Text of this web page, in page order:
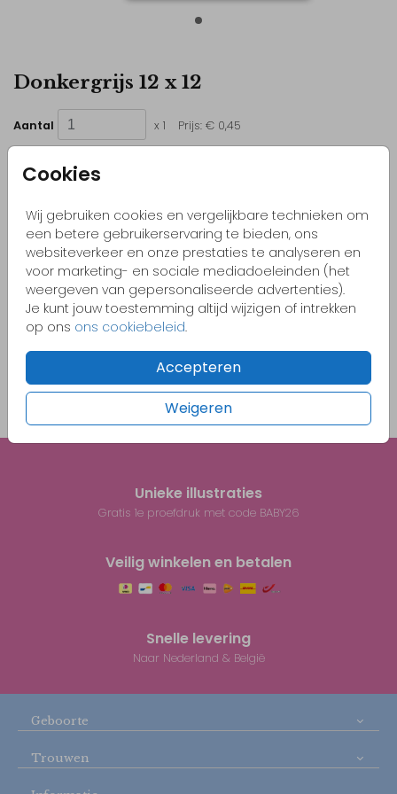
Cookies
Wij gebruiken cookies en vergelijkbare technieken om
een betere gebruikerservaring te bieden, ons
websiteverkeer en onze prestaties te analyseren en
voor marketing- en sociale mediadoeleinden (het
weergeven van gepersonaliseerde advertenties).
Je kunt jouw toestemming altijd wijzigen of intrekken
op ons ons cookiebeleid.
Accepteren
Weigeren
Donkergrijs 12 x 12
Aantal x 1 Prijs: € 0,45
Kleurrijke & vrolijke ontwerpen
Originele kaartjes
Pas zelf het kaartje aan naar jouw wensen
Bestel gemakkelijk een proefdruk vanaf €1,-
donkergrijs 12 x 12
Prijs:€ 0,45 per 1
Unieke illustraties
Gratis 1e proefdruk met code BABY26
Veilig winkelen en betalen
Snelle levering
Naar Nederland & België
Geboorte
Trouwen